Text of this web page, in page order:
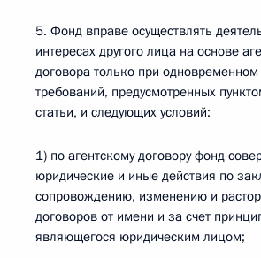
5. Фонд вправе осуществлять
интересах другого лица на основе
договора только при
требований, предусмотренных
статьи, и следующих условий:
1) по агентскому договору фонд
юридические и иные действия по
сопровождению, изменению и
договоров от имени и за счет
являющегося юридическим лицом;